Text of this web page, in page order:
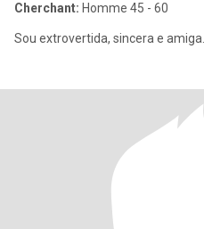
Cherchant: Homme 45 - 60
Sou extrovertida, sincera e amiga...